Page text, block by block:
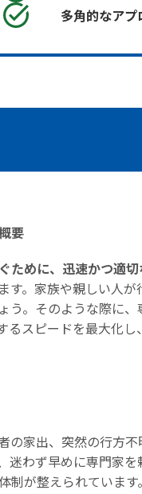
多角的なア
要
ために、迅速かつ適
。家族や親しい人
。そのような際に
スピードを最大化し
家出、突然の行方
迷わず早めに専門家
制が整えられていま